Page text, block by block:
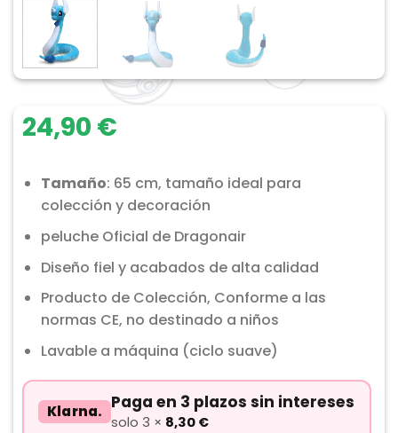
24,90 €
Tamaño: 65 cm, tamaño ideal para
colección y decoración
peluche Oficial de Dragonair
Diseño fiel y acabados de alta calidad
Producto de Colección, Conforme a las
normas CE, no destinado a niños
Lavable a máquina (ciclo suave)
Klarna. Paga en 3 plazos sin intereses
solo 3 × 8,30 €